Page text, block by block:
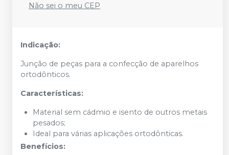
Não sei o meu CEP
Indicação:
Junção de peças para a confecção de aparelhos
ortodônticos.
Características:
Material sem cádmio e isento de outros metais
pesados;
Ideal para várias aplicações ortodônticas.
Benefícios: